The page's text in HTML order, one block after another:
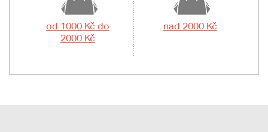
od 1000 Kč do
2000 Kč
nad 2000 Kč